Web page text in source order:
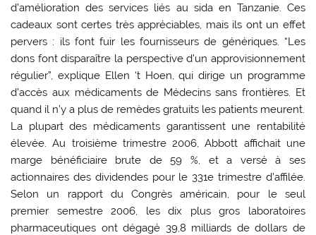
d’amélioration des services liés au sida en Tanzanie. Ces
cadeaux sont certes très appréciables, mais ils ont un effet
pervers : ils font fuir les fournisseurs de génériques. “Les
dons font disparaître la perspective d’un approvisionnement
régulier”, explique Ellen ‘t Hoen, qui dirige un programme
d’accès aux médicaments de Médecins sans frontières. Et
quand il n’y a plus de remèdes gratuits les patients meurent.
La plupart des médicaments garantissent une rentabilité
élevée. Au troisième trimestre 2006, Abbott affichait une
marge bénéficiaire brute de 59 %, et a versé à ses
actionnaires des dividendes pour le 331e trimestre d’affilée.
Selon un rapport du Congrès américain, pour le seul
premier semestre 2006, les dix plus gros laboratoires
pharmaceutiques ont dégagé 39,8 milliards de dollars de